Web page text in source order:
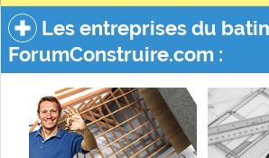
Les entreprises du
ForumConstruire.com :